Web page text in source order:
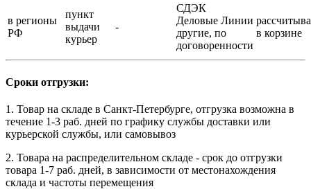
в регионы
РФ
пункт
выдачи
курьер
-
СДЭК
Деловые Линии
другие, по
договоренности
в корзине
Сроки отгрузки:
1. Товар на складе в Санкт-Петербурге, отгрузка возможна в
течение 1-3 раб. дней по графику службы доставки или
курьерской службы, или самовывоз
2. Товара на распределительном складе - срок до отгрузки
товара 1-7 раб. дней, в зависимости от местонахождения
склада и частоты перемещения